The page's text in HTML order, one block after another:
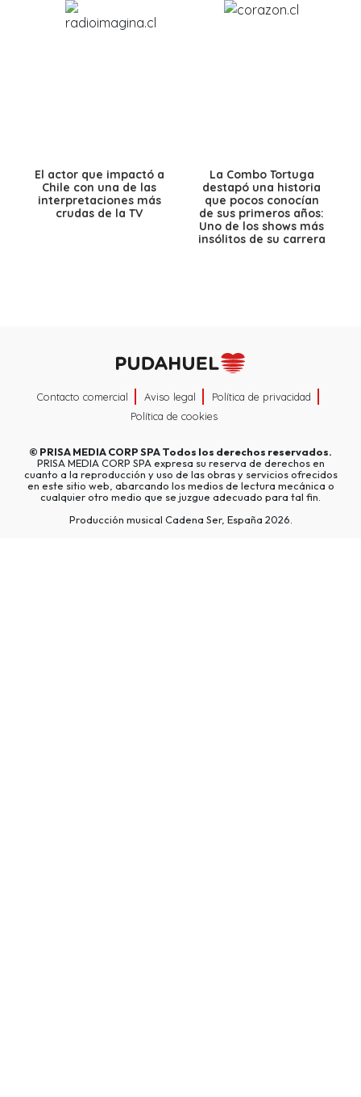
El actor que impactó a
Chile con una de las
interpretaciones más
crudas de la TV
La Combo Tortuga
destapó una historia
que pocos conocían
de sus primeros años:
Uno de los shows más
insólitos de su carrera
Contacto comercial Aviso legal
Política de privacidad
Política de cookies
© PRISA MEDIA CORP SPATodos los derechos reservados.
PRISA MEDIA CORP SPA expresa su reserva de derechos en
cuanto a la reproducción y uso de las obras y servicios ofrecidos
en este sitio web, abarcando los medios de lectura mecánica o
cualquier otro medio que se juzgue adecuado para tal fin.
Producción musical Cadena Ser, España 2026.